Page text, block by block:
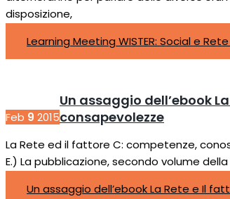
disposizione,
Learning Meeting WISTER: Social e Rete
Feb 9 2015
Un assaggio dell’ebook
consapevolezze
La Rete ed il fattore C: competenze,
E.) La pubblicazione, secondo volume
Un assaggio dell’ebook La Rete e Il